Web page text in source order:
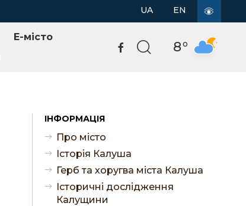
UA EN
E-місто
8o
ІНФОРМАЦІЯ
Про місто
Історія Калуша
Герб та хоругва міста Калуша
Історичні дослідження
Калущини